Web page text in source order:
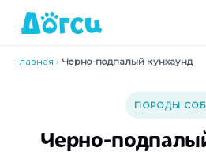
Главная › Черно-подпалый кунхаунд
ПОРОДЫ
Черно-